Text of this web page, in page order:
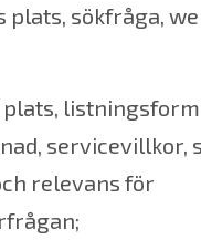
plats, sökfråga,
servicevillkor,
relevans för